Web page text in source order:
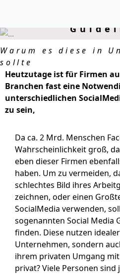
Warum es diese in
sollte
Heutzutage ist für Firmen
Branchen fast eine
unterschiedlichen
zu sein,
Da ca. 2 Mrd. Menschen
Wahrscheinlichkeit groß,
eben dieser Firmen
haben. Um zu vermeiden,
schlechtes Bild ihres
zeichnen, oder einen
SocialMedia verwenden,
sogenannten Social Media
finden. Diese nutzen
Unternehmen, sondern
ihrem privaten Umgang
privat? Viele Personen